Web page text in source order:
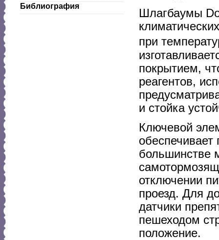
Библиография
Шлагбаумы
при
покрытием,
реагентов,
и стойка
Ключевой
большинстве
отключении
проезд. Для
датчики
пешеходом
положение.